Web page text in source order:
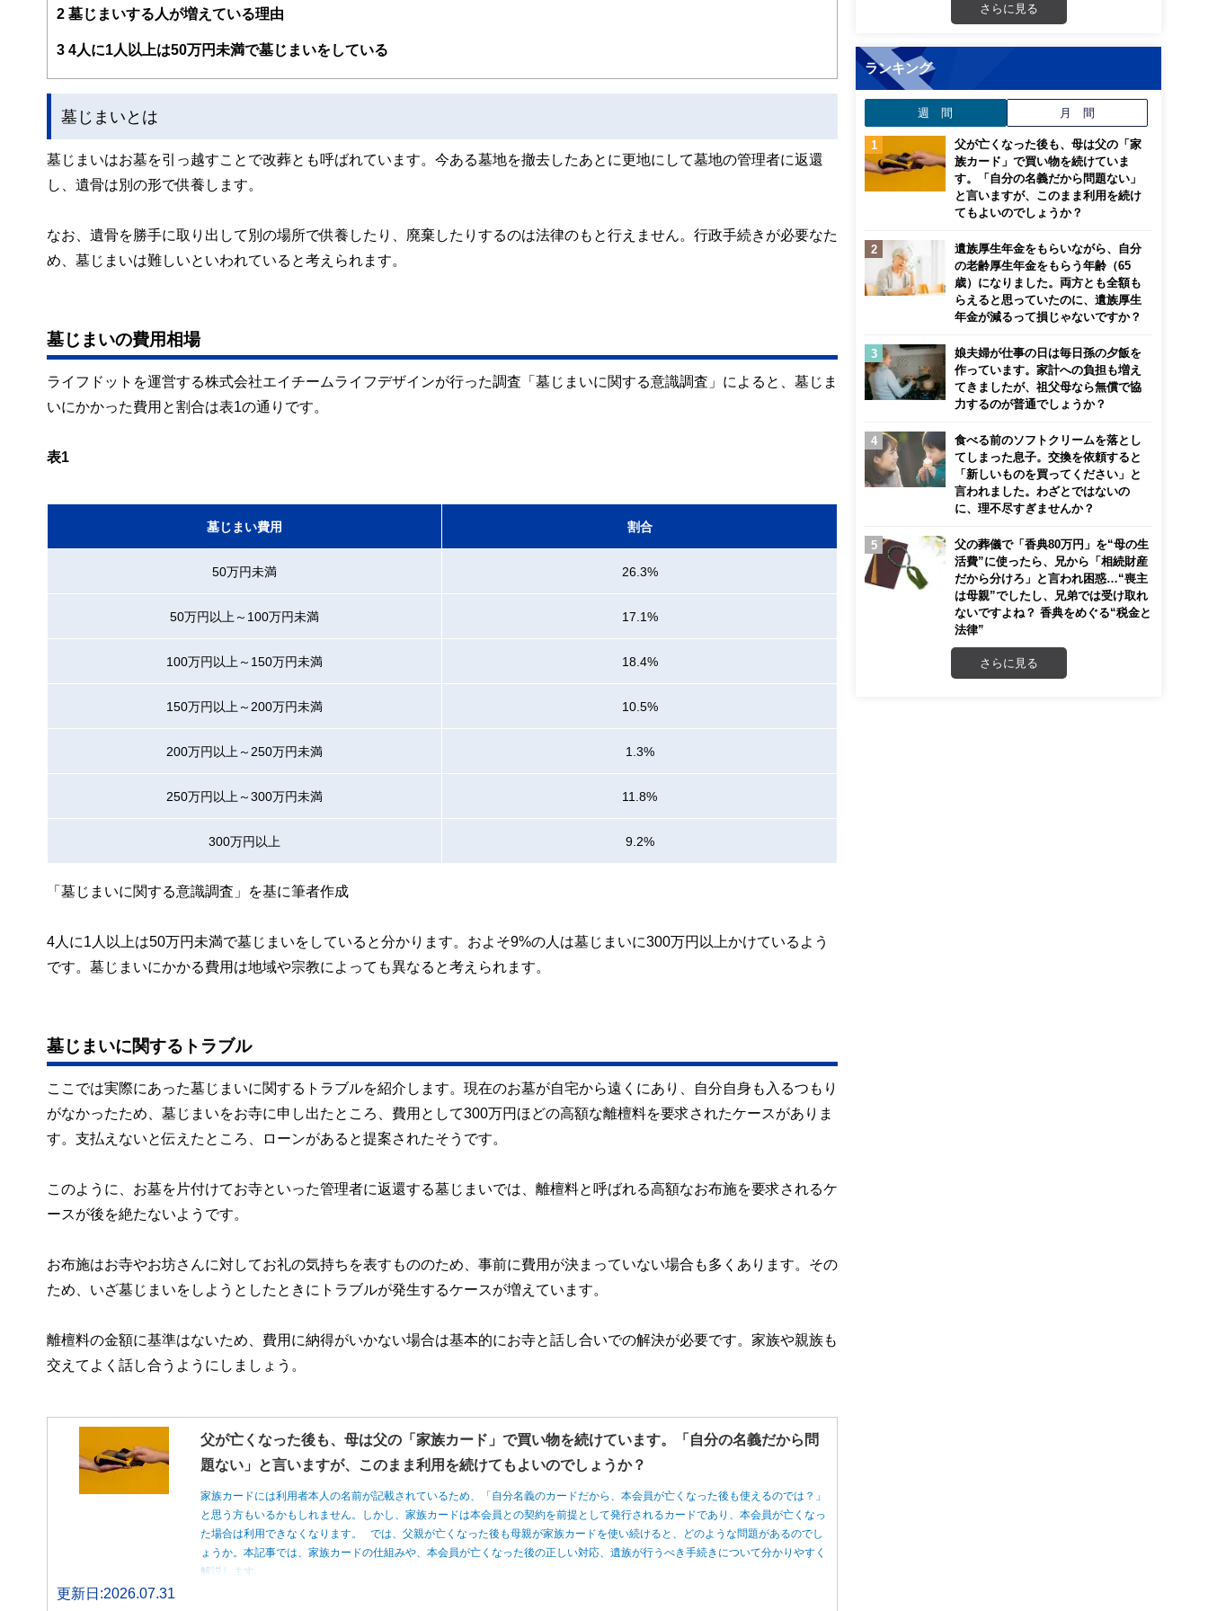
FinancialFieldの特徴は、ファイナンシャルプランナー、弁護士、税理士、宅地建物取引士、相続診断士、住宅ローンアドバイザー、DCプランナ
ー、公認会計士、社会保険労務士、行政書士、投資アナリスト、キャリアコンサルタントなど150名以上の有資格者を執筆者・監修者として迎
私たちは、快適でより良い生活のアイデアを提供するお金のコンシェルジュを目指します。
2 墓じまいする人が増えている理由
3 4人に1人以上は50万円未満で墓じまいをしている
墓じまいとは
墓じまいはお墓を引っ越すことで改葬とも呼ばれています。今ある墓地を撤去したあとに更地にして墓地の管理者に返還
し、遺骨は別の形で供養します。
なお、遺骨を勝手に取り出して別の場所で供養したり、廃棄したりするのは法律のもと行えません。行政手続きが必要なた
め、墓じまいは難しいといわれていると考えられます。
墓じまいの費用相場
ライフドットを運営する株式会社エイチームライフデザインが行った調査「墓じまいに関する意識調査」によると、墓じま
いにかかった費用と割合は表1の通りです。
表1
墓じまい費用 割合
50万円未満 26.3%
50万円以上～100万円未満 17.1%
100万円以上～150万円未満 18.4%
150万円以上～200万円未満 10.5%
200万円以上～250万円未満 1.3%
250万円以上～300万円未満 11.8%
300万円以上 9.2%
「墓じまいに関する意識調査」を基に筆者作成
4人に1人以上は50万円未満で墓じまいをしていると分かります。およそ9%の人は墓じまいに300万円以上かけているよう
です。墓じまいにかかる費用は地域や宗教によっても異なると考えられます。
墓じまいに関するトラブル
ここでは実際にあった墓じまいに関するトラブルを紹介します。現在のお墓が自宅から遠くにあり、自分自身も入るつもり
がなかったため、墓じまいをお寺に申し出たところ、費用として300万円ほどの高額な離檀料を要求されたケースがありま
す。支払えないと伝えたところ、ローンがあると提案されたそうです。
このように、お墓を片付けてお寺といった管理者に返還する墓じまいでは、離檀料と呼ばれる高額なお布施を要求されるケ
ースが後を絶たないようです。
お布施はお寺やお坊さんに対してお礼の気持ちを表すもののため、事前に費用が決まっていない場合も多くあります。その
ため、いざ墓じまいをしようとしたときにトラブルが発生するケースが増えています。
離檀料の金額に基準はないため、費用に納得がいかない場合は基本的にお寺と話し合いでの解決が必要です。家族や親族も
交えてよく話し合うようにしましょう。
父が亡くなった後も、母は父の「家族カード」で買い物を続けています。「自分の名義だから問
題ない」と言いますが、このまま利用を続けてもよいのでしょうか？
家族カードには利用者本人の名前が記載されているため、「自分名義のカードだから、本会員が亡くなった後も使えるのでは？」
と思う方もいるかもしれません。しかし、家族カードは本会員との契約を前提として発行されるカードであり、本会員が亡くなっ
た場合は利用できなくなります。 では、父親が亡くなった後も母親が家族カードを使い続けると、どのような問題があるのでし
ょうか。本記事では、家族カードの仕組みや、本会員が亡くなった後の正しい対応、遺族が行うべき手続きについて分かりやすく
解説します。
更新日:2026.07.31
さらに見る
ランキング
週 間 月 間
父が亡くなった後も、母は父の「家
族カード」で買い物を続けていま
す。「自分の名義だから問題ない」
と言いますが、このまま利用を続け
てもよいのでしょうか？
遺族厚生年金をもらいながら、自分
の老齢厚生年金をもらう年齢（65
歳）になりました。両方とも全額も
らえると思っていたのに、遺族厚生
年金が減るって損じゃないですか？
娘夫婦が仕事の日は毎日孫の夕飯を
作っています。家計への負担も増え
てきましたが、祖父母なら無償で協
力するのが普通でしょうか？
食べる前のソフトクリームを落とし
てしまった息子。交換を依頼すると
「新しいものを買ってください」と
言われました。わざとではないの
に、理不尽すぎませんか？
父の葬儀で「香典80万円」を“母の生
活費”に使ったら、兄から「相続財産
だから分けろ」と言われ困惑…“喪主
は母親”でしたし、兄弟では受け取れ
ないですよね？ 香典をめぐる“税金と
法律”
さらに見る